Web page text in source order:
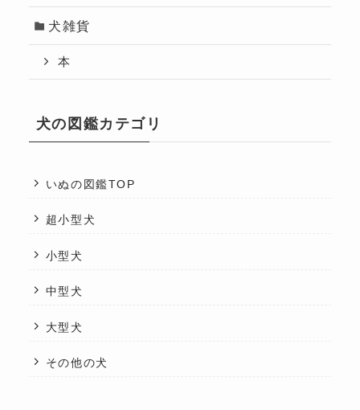
犬雑貨
本
犬の図鑑カテゴリ
いぬの図鑑TOP
超小型犬
小型犬
中型犬
大型犬
その他の犬